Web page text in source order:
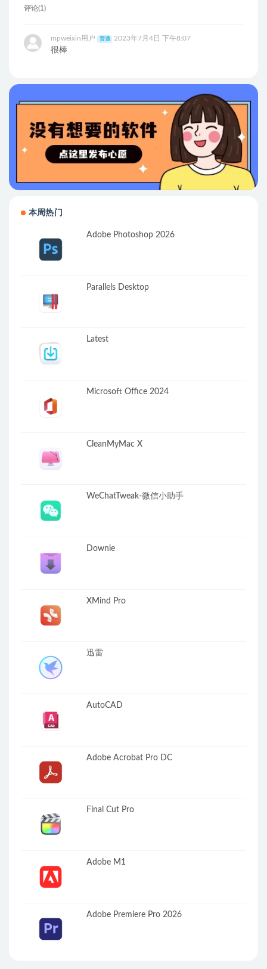
评论(1)
mpweixin用户 普通 2023年7月4日 下午8:07
很棒
本周热门
Adobe Photoshop 2026
Parallels Desktop
Latest
Microsoft Office 2024
CleanMyMac X
WeChatTweak-微信小助手
Downie
XMind Pro
迅雷
AutoCAD
Adobe Acrobat Pro DC
Final Cut Pro
Adobe M1
Adobe Premiere Pro 2026